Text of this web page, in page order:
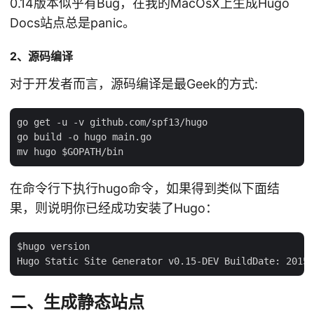
Docs站点总是panic。
2、源码编译
对于开发者而言，源码编译是最Geek的方式:
go get -u -v github.com/spf13/hugo
go build -o hugo main.go
在命令行下执行hugo命令，如果得到类似下面结
果，则说明你已经成功安装了Hugo：
$hugo version
二、生成静态站点